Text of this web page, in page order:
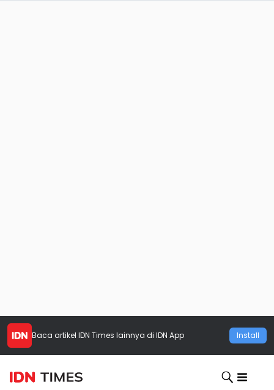
Baca artikel IDN Times lainnya di IDN App Install